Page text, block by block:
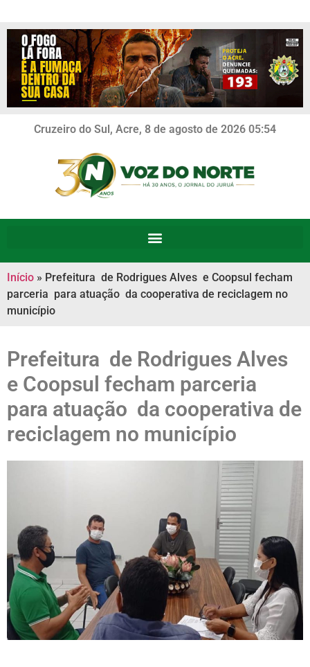
Cruzeiro do Sul, Acre, 8 de agosto de 2026 05:54
Início » Prefeitura de Rodrigues Alves e Coopsul fecham
parceria para atuação da cooperativa de reciclagem no
município
Prefeitura de Rodrigues Alves
e Coopsul fecham parceria
para atuação da cooperativa de
reciclagem no município